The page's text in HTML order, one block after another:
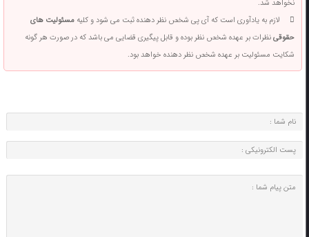
نخواهد شد.
لازم به یادآوری است که آی پی شخص نظر دهنده ثبت می شود و کلیهمسئولیت های
حقوقینظرات بر عهده شخص نظر بوده و قابل پیگیری قضایی می باشد که در صورت هر گونه
شکایت مسئولیت بر عهده شخص نظر دهنده خواهد بود.